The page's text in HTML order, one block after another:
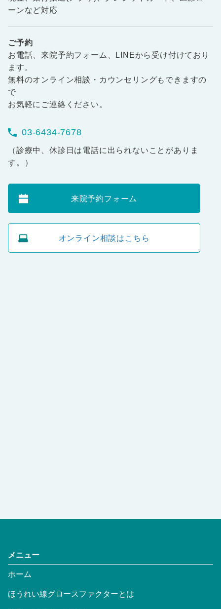
ーンなど対応
ご予約
お電話、来院予約フォーム、LINEから受け付けており
ます。
無料のオンライン相談・カウンセリングもできますの
で
お気軽にご連絡ください。
03-6434-7678
（診療中、休診日は電話に出られないことがありま
す。）
来院予約フォーム
オンライン相談はこちら
メニュー
ホーム
ほうれい線グロースファクターとは